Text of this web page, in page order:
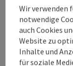
Bildcredits:
Kontakt
Wir verwenden
notwendige
auch Cookies
Website zu
Inhalte und
für soziale